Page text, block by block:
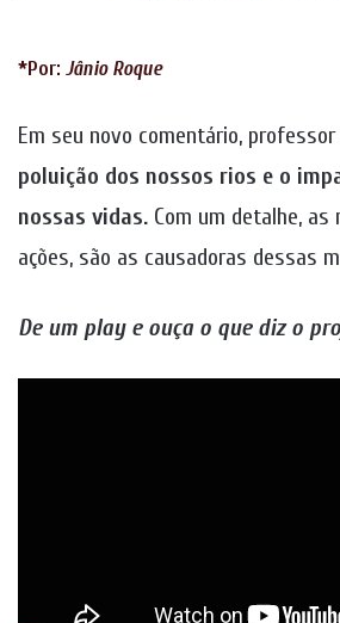
*Por: Jânio Roque
Em seu novo comentário, professor
poluição dos nossos rios e o
nossas vidas. Com um detalhe, as
ações, são as causadoras dessas
De um play e ouça o que diz o